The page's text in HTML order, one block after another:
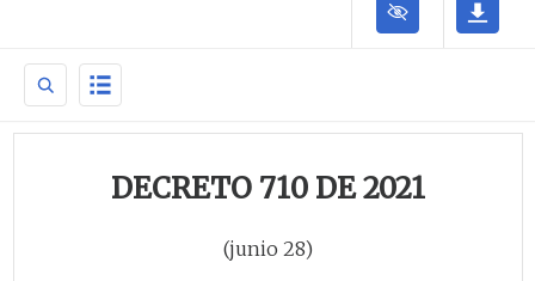
DECRETO 710 DE 2021
(junio 28)